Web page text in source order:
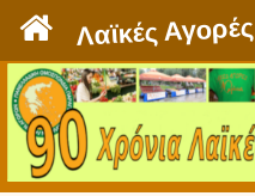
Λαϊκές Αγορές